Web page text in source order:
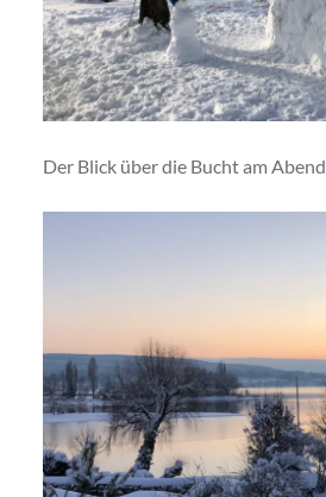
Der Blick über die Bucht am Abend